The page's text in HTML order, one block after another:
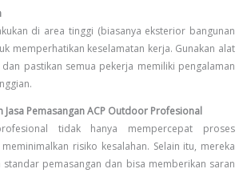
di area tinggi (biasanya eksterior bangunan
memperhatikan keselamatan kerja. Gunakan alat
pastikan semua pekerja memiliki pengalaman
Jasa Pemasangan ACP Outdoor Profesional
tidak hanya mempercepat proses
risiko kesalahan. Selain itu, mereka
pemasangan dan bisa memberikan saran